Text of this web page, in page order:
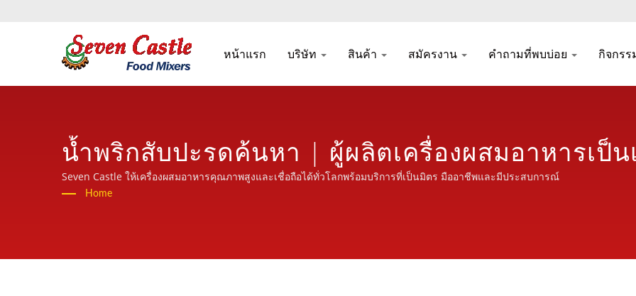
หน้าแรก บริษัท สินค้า สมัครงาน คำถามที่พบบ่อย กิจกรร
น้ำพริกสับปะรดค้นหา | ผู้ผลิตเครื่องผสมอาหารเป็น
อุตสาหกรรมเครื่องประมวลผลอาหาร | Seven Castle
Seven Castle ให้เครื่องผสมอาหารคุณภาพสูงและเชื่อถือได้ทั่วโลกพร้อมบริการที่เป็นมิตร มืออาชีพและมีประสบการณ์
Home